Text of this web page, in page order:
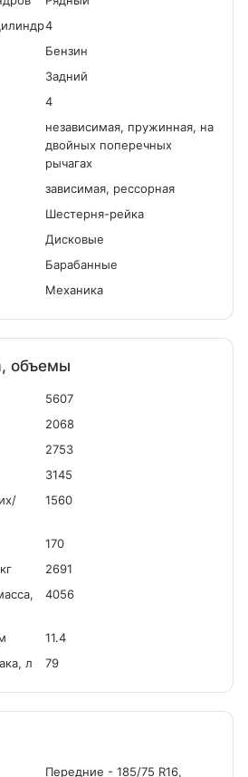
4
Бензин
Задний
4
независимая, пружинная, на
двойных поперечных
рычагах
зависимая, рессорная
Шестерня-рейка
Дисковые
Барабанные
Механика
объемы
5607
2068
2753
3145
1560
170
2691
4056
11.4
л
79
Передние - 185/75 R16,